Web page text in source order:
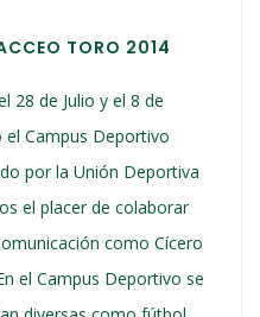
TORO 2014
28 de Julio y el 8 de
Campus Deportivo
por la Unión Deportiva
el placer de colaborar
como Cícero
el Campus Deportivo se